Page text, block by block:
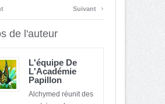
Suivant ›
de l'auteur
L'équipe De
L'Académie
Papillon
Alchymed réunit des